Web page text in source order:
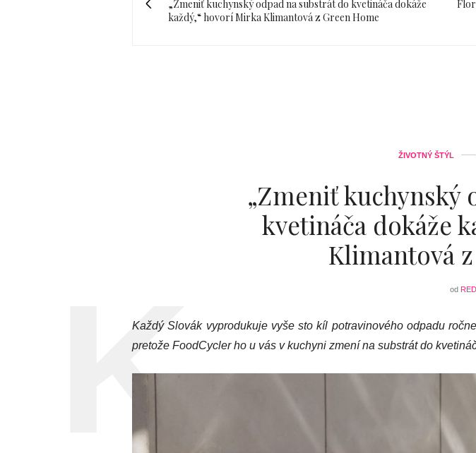
„Zmeniť kuchynský odpad na substrát do kvetináča dokáže
každý,“ hovorí Mirka Klimantová z Green Home
ŽIVOTNÝ ŠTÝL
„Zmeniť kuchynský
kvetináča dokáže
Klimantová
od
Každý Slovák vyprodukuje vyše sto kíl potravinového odpadu
pretože FoodCycler ho u vás v kuchyni zmení na substrát do